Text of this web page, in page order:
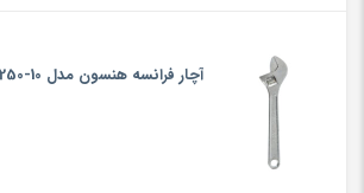
آچار فرانسه هنسون مدل 10-250 سایز 10 اینچ